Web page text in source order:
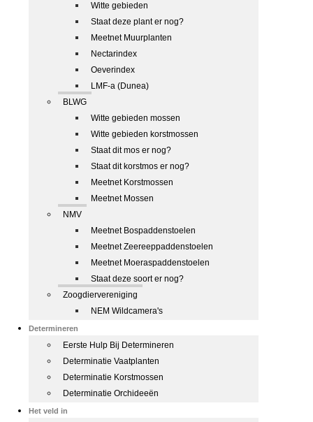
Witte gebieden
Staat deze plant er nog?
Meetnet Muurplanten
Nectarindex
Oeverindex
LMF-a (Dunea)
BLWG
Witte gebieden mossen
Witte gebieden korstmossen
Staat dit mos er nog?
Staat dit korstmos er nog?
Meetnet Korstmossen
Meetnet Mossen
NMV
Meetnet Bospaddenstoelen
Meetnet Zeereeppaddenstoelen
Meetnet Moeraspaddenstoelen
Staat deze soort er nog?
Zoogdiervereniging
NEM Wildcamera's
Determineren
Eerste Hulp Bij Determineren
Determinatie Vaatplanten
Determinatie Korstmossen
Determinatie Orchideeën
Het veld in